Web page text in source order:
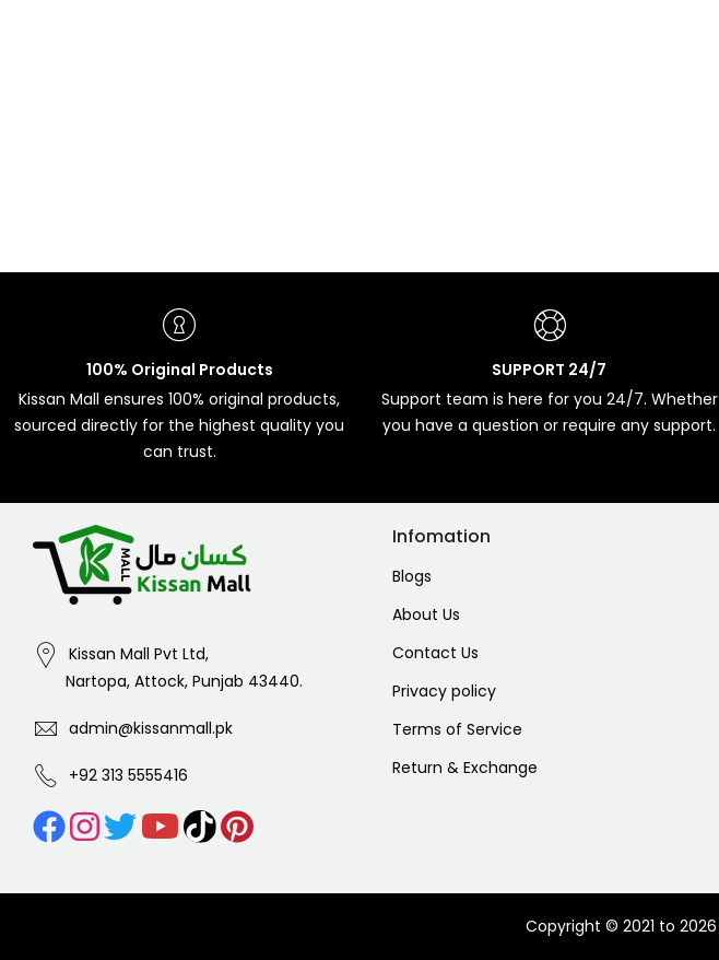
100% Original Products
Kissan Mall ensures 100% original products,
sourced directly for the highest quality you
can trust.
SUPPORT 24/7
Support team is here for you 24/7. Whether
you have a question or require any support.
Kissan Mall Pvt Ltd,
Nartopa, Attock, Punjab 43440.
admin@kissanmall.pk
+92 313 5555416
Infomation
Blogs
About Us
Contact Us
Privacy policy
Terms of Service
Return & Exchange
Copyright © 2021 to 2026